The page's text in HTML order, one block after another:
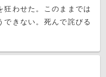
狂わせた。このままでは
できない。死んで詫びる